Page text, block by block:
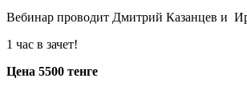
Вебинар проводит Дмитрий Казанцев и
1 час в зачет!
Цена 5500 тенге